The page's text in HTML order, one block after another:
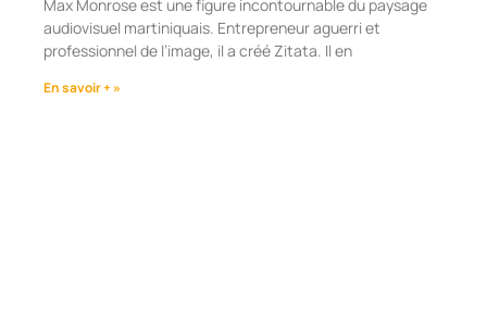
Max Monrose est une figure incontournable du paysage
audiovisuel martiniquais. Entrepreneur aguerri et
professionnel de l’image, il a créé Zitata. Il en
En savoir + »